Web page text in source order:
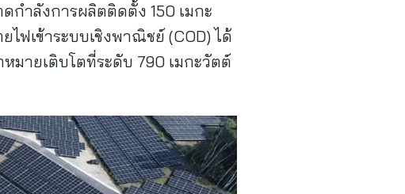
กำลังการผลิตติดตั้ง 150 เมกะ
ฟเข้าระบบเชิงพาณิชย์ (COD) ได้
หมายเติบโตที่ระดับ 790 เมกะวัตต์